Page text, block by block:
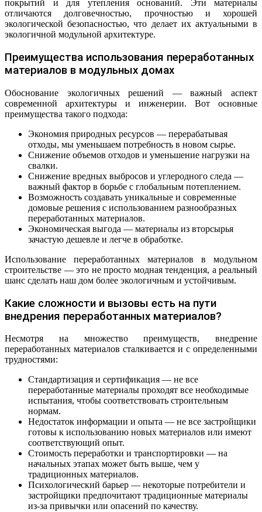
покрытий и для утепления оснований. Эти материалы
отличаются долговечностью, прочностью и хорошей
экологической безопасностью, что делает их актуальными в
экологичной модульной архитектуре.
Преимущества использования переработанных
материалов в модульных домах
Обоснование экологичных решений — важный аспект
современной архитектуры и инженерии. Вот основные
преимущества такого подхода:
Экономия природных ресурсов — перерабатывая
отходы, мы уменьшаем потребность в новом сырье.
Снижение объемов отходов и уменьшение нагрузки на
свалки.
Снижение вредных выбросов и углеродного следа —
важный фактор в борьбе с глобальным потеплением.
Возможность создавать уникальные и современные
домовые решения с использованием разнообразных
переработанных материалов.
Экономическая выгода — материалы из вторсырья
зачастую дешевле и легче в обработке.
Использование переработанных материалов в модульном
строительстве — это не просто модная тенденция, а реальный
шанс сделать наш дом более экологичным и устойчивым.
Какие сложности и вызовы есть на пути
внедрения переработанных материалов?
Несмотря на множество преимуществ, внедрение
переработанных материалов сталкивается и с определенными
трудностями:
Стандартизация и сертификация — не все
переработанные материалы проходят все необходимые
испытания, чтобы соответствовать строительным
нормам.
Недостаток информации и опыта — не все застройщики
готовы к использованию новых материалов или имеют
соответствующий опыт.
Стоимость переработки и транспортировки — на
начальных этапах может быть выше, чем у
традиционных материалов.
Психологический барьер — некоторые потребители и
застройщики предпочитают традиционные материалы
из-за привычки или опасений по качеству.